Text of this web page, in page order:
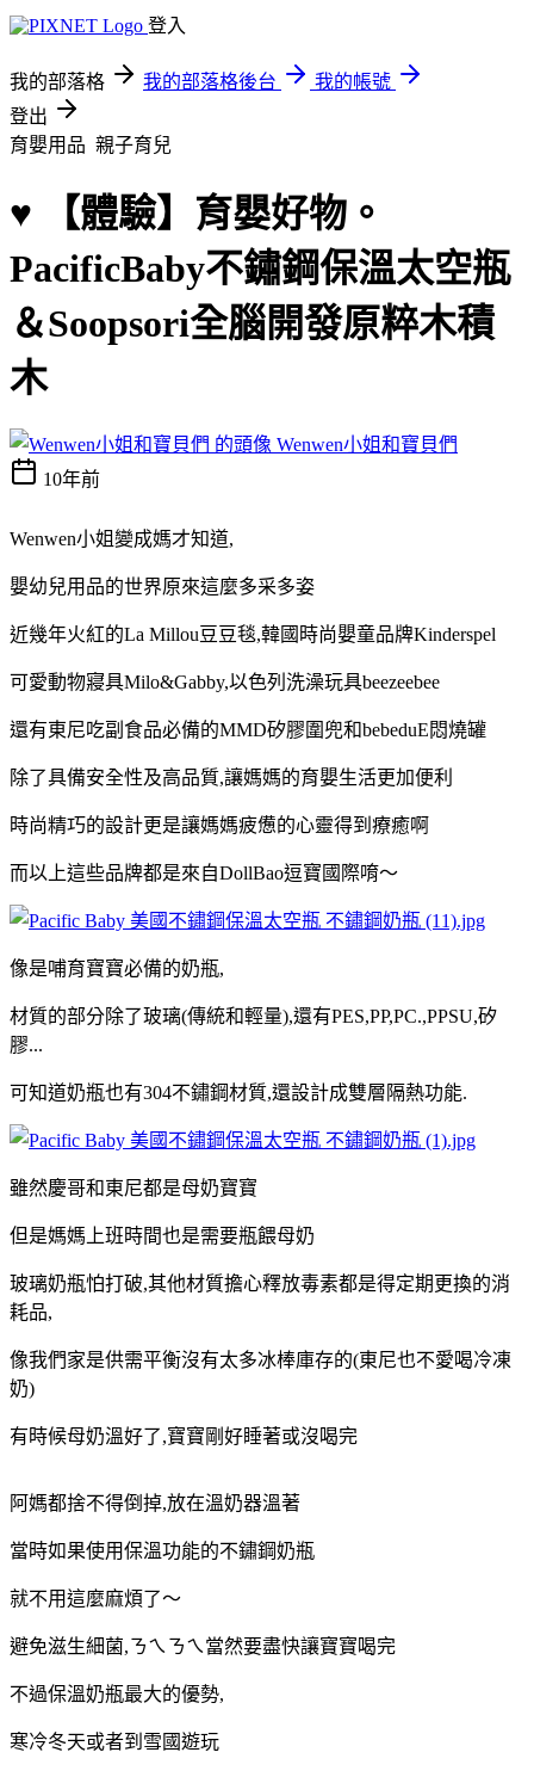
登入
我的部落格 我的部落格後台
我的帳號
登出
育嬰用品 親子育兒
♥ 【體驗】育嬰好物。
PacificBaby不鏽鋼保溫太空瓶
＆Soopsori全腦開發原粹木積
木
Wenwen小姐和寶貝們
10年前
Wenwen小姐變成媽才知道,
嬰幼兒用品的世界原來這麼多采多姿
近幾年火紅的La Millou豆豆毯,韓國時尚嬰童品牌Kinderspel
可愛動物寢具Milo&Gabby,以色列洗澡玩具beezeebee
還有東尼吃副食品必備的MMD矽膠圍兜和bebeduE悶燒罐
除了具備安全性及高品質,讓媽媽的育嬰生活更加便利
時尚精巧的設計更是讓媽媽疲憊的心靈得到療癒啊
而以上這些品牌都是來自DollBao逗寶國際唷～
像是哺育寶寶必備的奶瓶,
材質的部分除了玻璃(傳統和輕量),還有PES,PP,PC.,PPSU,矽
膠...
可知道奶瓶也有304不鏽鋼材質,還設計成雙層隔熱功能.
雖然慶哥和東尼都是母奶寶寶
但是媽媽上班時間也是需要瓶餵母奶
玻璃奶瓶怕打破,其他材質擔心釋放毒素都是得定期更換的消
耗品,
像我們家是供需平衡沒有太多冰棒庫存的(東尼也不愛喝冷凍
奶)
有時候母奶溫好了,寶寶剛好睡著或沒喝完
阿媽都捨不得倒掉,放在溫奶器溫著
當時如果使用保溫功能的不鏽鋼奶瓶
就不用這麼麻煩了～
避免滋生細菌,ㄋㄟㄋㄟ當然要盡快讓寶寶喝完
不過保溫奶瓶最大的優勢,
寒冷冬天或者到雪國遊玩